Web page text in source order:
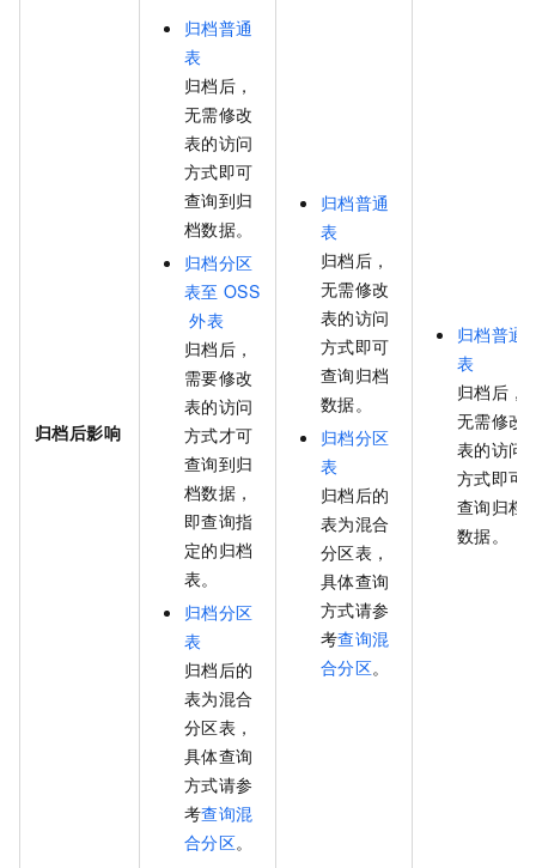
归档后影响
归档普通
表
归档后，
无需修改
表的访问
方式即可
查询到归
档数据。
归档分区
表至 OSS
外表
归档后，
需要修改
表的访问
方式才可
查询到归
档数据，
即查询指
定的归档
表。
归档分区
表
归档后的
表为混合
分区表，
具体查询
方式请参
考查询混
合分区。
归档普通
表
归档后，
无需修改
表的访问
方式即可
查询归档
数据。
归档分区
表
归档后的
表为混合
分区表，
具体查询
方式请参
考查询混
合分区。
归档普通
表
归档后，
无需修改
表的访问
方式即可
查询归档
数据。